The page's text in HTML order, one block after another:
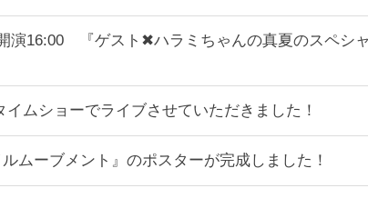
16:00 『ゲスト✖︎ハラミちゃんの真夏のスペシ
ムショーでライブさせていただきました！
ムーブメント』のポスターが完成しました！